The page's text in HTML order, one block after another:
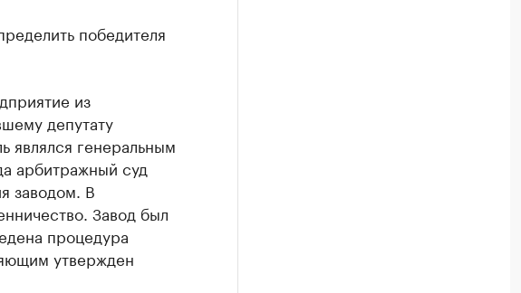
победителя
из
депутату
являлся генеральным
арбитражный суд
заводом. В
Завод был
процедура
утвержден